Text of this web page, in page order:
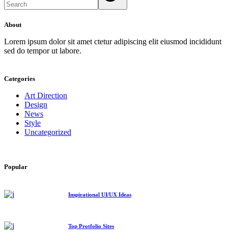
About
Lorem ipsum dolor sit amet ctetur adipiscing elit eiusmod incididunt
sed do tempor ut labore.
Categories
Art Direction
Design
News
Style
Uncategorized
Popular
Inspirational UI/UX Ideas
Top Protfolio Sites